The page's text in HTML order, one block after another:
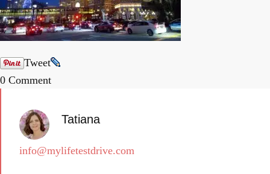
Tweet
0 Comment
Tatiana
info@mylifetestdrive.com